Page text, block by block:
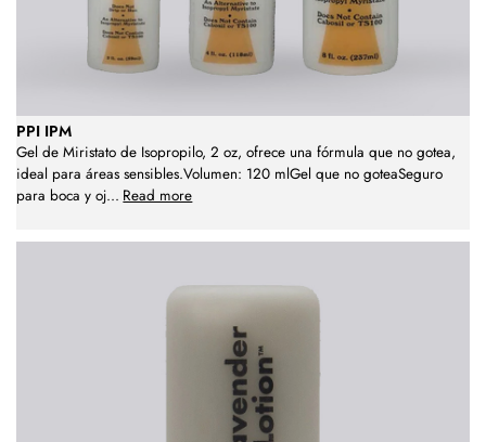
PPI IPM
Gel de Miristato de Isopropilo, 2 oz, ofrece una fórmula que no gotea,
ideal para áreas sensibles.Volumen: 120 mlGel que no goteaSeguro
para boca y oj... Read more